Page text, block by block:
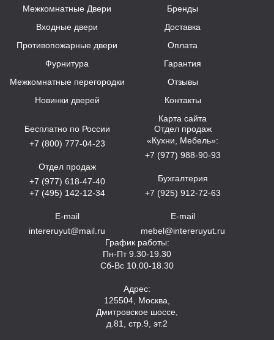
Межкомнатные Двери
Входные двери
Противопожарные двери
Фурнитура
Межкомнатные перегородки
Новинки дверей
Бренды
Доставка
Оплата
Гарантия
Отзывы
Контакты
Карта сайта
Бесплатно по России
+7 (800) 777-04-23
Отдел продаж
+7 (977) 618-47-40
+7 (495) 142-12-34
E-mail
intereruyut@mail.ru
Отдел продаж
«Кухни, Мебель»:
+7 (977) 988-90-93
Бухгалтерия
+7 (925) 912-72-63
E-mail
mebel@intereruyut.ru
График работы:
Пн-Пт 9.30-19.30
Сб-Вс 10.00-18.30
Адрес:
125504, Москва,
Дмитровское шоссе,
д.81, стр.9, эт.2